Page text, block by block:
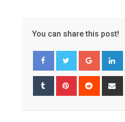
You can share this post!
Google+
Tumblr Pinterest Reddit